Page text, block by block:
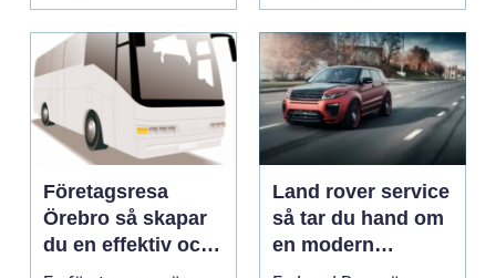
Företagsresa
Örebro så skapar
du en effektiv och
minnesvärd resa
Land rover service
så tar du hand om
en modern
klassiker